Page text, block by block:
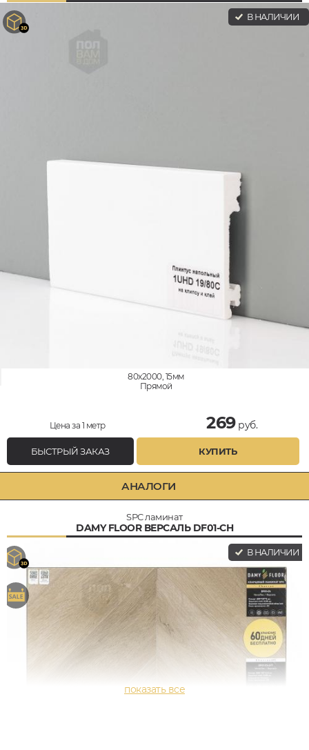
В НАЛИЧИИ
80x2000, 15мм
Прямой
Цена за 1 метр 269руб.
БЫСТРЫЙ ЗАКАЗ КУПИТЬ
АНАЛОГИ
SPC ламинат
DAMY FLOOR ВЕРСАЛЬ DF01-CH
В НАЛИЧИИ